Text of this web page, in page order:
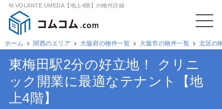
M.VOLANTE UMEDA【地上4階】の物件詳細
ホーム 関西のエリア 大阪府の物件一覧 大阪市の物件一覧 北区の
東梅田駅2分の好立地！ クリニ
ック開業に最適なテナント【地
上4階】